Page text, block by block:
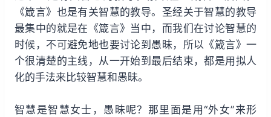
《箴言》也是有关智慧的教导。圣经关于智慧的教导
最集中的就是在《箴言》当中，而我们在讨论智慧的
时候，不可避免地也要讨论到愚昧，所以《箴言》一
个很清楚的主线，从一开始到最后结束，都是用拟人
化的手法来比较智慧和愚昧。
智慧是智慧女士，愚昧呢？那里面是用“外女”来形